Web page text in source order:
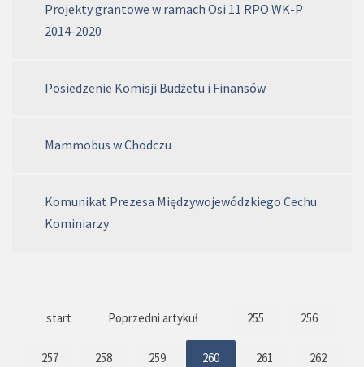
Projekty grantowe w ramach Osi 11 RPO WK-P
2014-2020
Posiedzenie Komisji Budżetu i Finansów
Mammobus w Chodczu
Komunikat Prezesa Międzywojewódzkiego Cechu
Kominiarzy
start Poprzedni artykuł 255 256
257 258 259 260 261 262